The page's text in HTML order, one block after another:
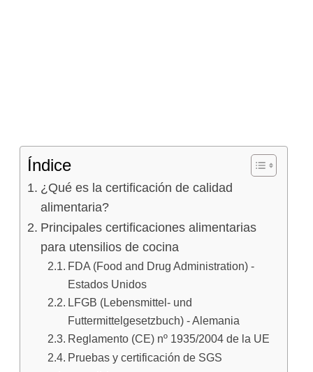
Índice
¿Qué es la certificación de calidad
alimentaria?
Principales certificaciones alimentarias
para utensilios de cocina
FDA (Food and Drug Administration) -
Estados Unidos
LFGB (Lebensmittel- und
Futtermittelgesetzbuch) - Alemania
Reglamento (CE) nº 1935/2004 de la UE
Pruebas y certificación de SGS